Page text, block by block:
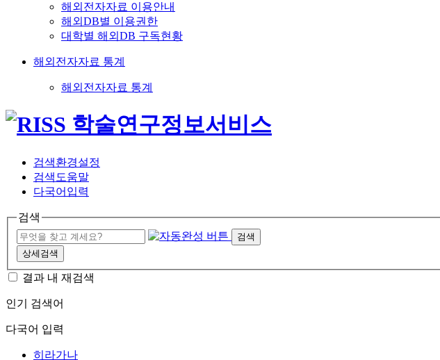
해외전자자료 이용안내
해외DB별 이용권한
대학별 해외DB 구독현황
해외전자자료 통계
해외전자자료 통계
검색환경설정
검색도움말
다국어입력
검색
검색
상세검색
결과 내 재검색
인기 검색어
다국어 입력
히라가나